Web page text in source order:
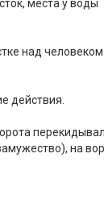
места у воды
над человеком
действия.
на